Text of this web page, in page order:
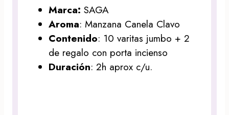
Marca: SAGA
Aroma: Manzana Canela Clavo
Contenido: 10 varitas jumbo + 2
de regalo con porta incienso
Duración: 2h aprox c/u.